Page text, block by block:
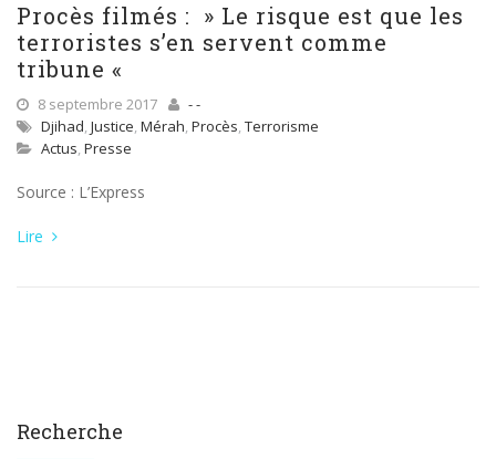
Procès filmés : » Le risque est que les
terroristes s’en servent comme
tribune «
8 septembre 2017
- -
Djihad, Justice, Mérah, Procès, Terrorisme
Actus, Presse
Source : L’Express
Lire
Recherche